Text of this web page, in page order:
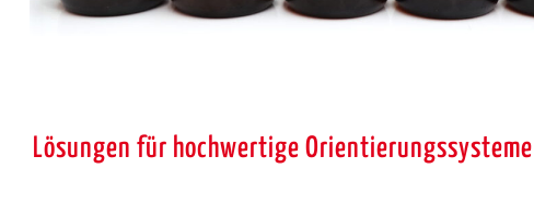
Lösungen für hochwertige Orientierungssysteme